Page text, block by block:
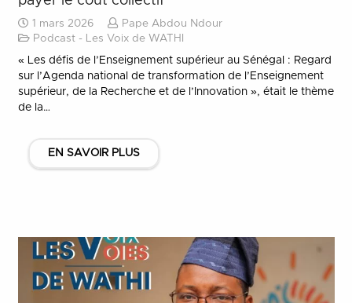
1 mars 2026
Pape Abdou Ndour
Podcast - Les Voix de WATHI
« Les défis de l’Enseignement supérieur au Sénégal : Regard
sur l’Agenda national de transformation de l’Enseignement
supérieur, de la Recherche et de l’Innovation », était le thème
de la…
EN SAVOIR PLUS